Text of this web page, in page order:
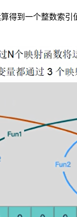
算得到一个整数索